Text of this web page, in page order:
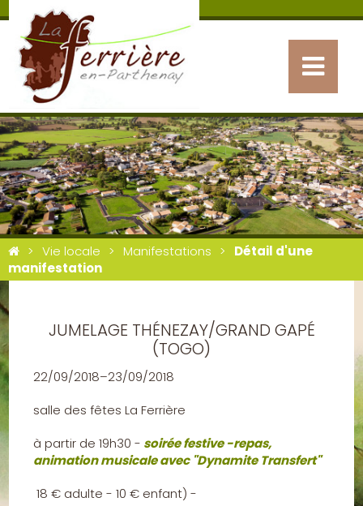
Vie locale Manifestations
Détail d'une
manifestation
JUMELAGE THÉNEZAY/GRAND GAPÉ
(TOGO)
22/09/2018–23/09/2018
salle des fêtes La Ferrière
à partir de 19h30 - soirée festive -repas,
animation musicale avec "Dynamite Transfert"
18 € adulte - 10 € enfant) -